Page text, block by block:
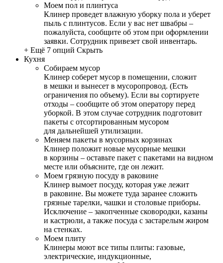
Моем пол и плинтуса
Клинер проведет влажную уборку пола и уберет
пыль с плинтусов. Если у вас нет швабры –
пожалуйста, сообщите об этом при оформлении
заявки. Сотрудник привезет свой инвентарь.
+ Ещё 7 опций Скрыть
Кухня
Собираем мусор
Клинер соберет мусор в помещении, сложит
в мешки и вынесет в мусоропровод. (Есть
ограничения по объему). Если вы сортируете
отходы – сообщите об этом оператору перед
уборкой. В этом случае сотрудник подготовит
пакеты с отсортированным мусором
для дальнейшей утилизации.
Меняем пакеты в мусорных корзинах
Клинер положит новые мусорные мешки
в корзины – оставьте пакет с пакетами на видном
месте или объясните, где он лежит.
Моем грязную посуду в раковине
Клинер вымоет посуду, которая уже лежит
в раковине. Вы можете туда заранее сложить
грязные тарелки, чашки и столовые приборы.
Исключение – закопченные сковородки, казаны
и кастрюли, а также посуда с застарелым жиром
на стенках.
Моем плиту
Клинеры моют все типы плиты: газовые,
электрические, индукционные,